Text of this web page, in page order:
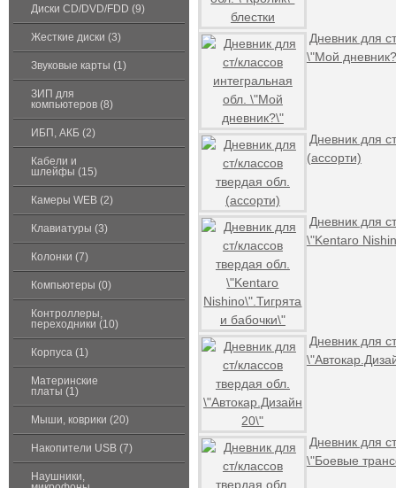
Диски CD/DVD/FDD (9)
Жесткие диски (3)
Звуковые карты (1)
ЗИП для
компьютеров (8)
ИБП, АКБ (2)
Кабели и
шлейфы (15)
Камеры WEB (2)
Клавиатуры (3)
Колонки (7)
Компьютеры (0)
Контроллеры,
переходники (10)
Корпуса (1)
Материнские
платы (1)
Мыши, коврики (20)
Накопители USB (7)
Наушники,
Дневник для
\"Мой
Дневник для
(ассорти)
Дневник для
\"Kentaro
Дневник для
Дневник для
\"Боевые